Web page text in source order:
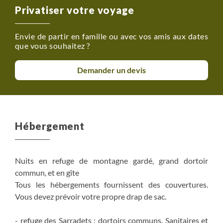
Privatiser votre voyage
Envie de partir en famille ou avec vos amis aux dates
que vous souhaitez ?
Demander un devis
Hébergement
Nuits en refuge de montagne gardé, grand dortoir
commun, et en gîte
Tous les hébergements fournissent des couvertures.
Vous devez prévoir votre propre drap de sac.
- refuge des Sarradets : dortoirs communs. Sanitaires et